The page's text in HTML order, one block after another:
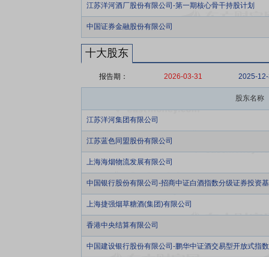
江苏洋河酒厂股份有限公司-第一期核心骨干持股计划
中国证券金融股份有限公司
十大股东
报告期： 2026-03-31 2025-
股东名称
江苏洋河集团有限公司
江苏蓝色同盟股份有限公司
上海海烟物流发展有限公司
中国银行股份有限公司-招商中证白酒指数分级证券投资
上海捷强烟草糖酒(集团)有限公司
香港中央结算有限公司
中国建设银行股份有限公司-鹏华中证酒交易型开放式指